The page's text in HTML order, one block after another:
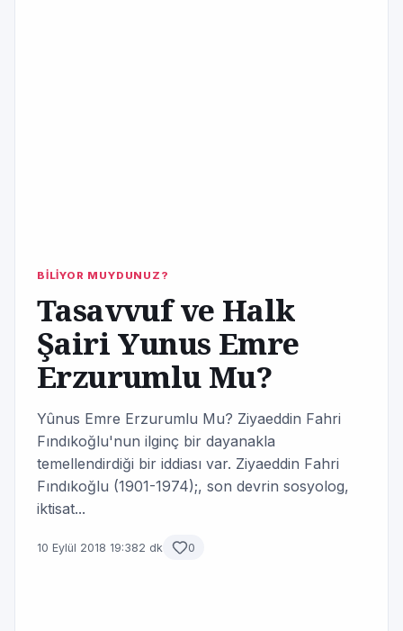
BİLİYOR MUYDUNUZ?
Tasavvuf ve Halk
Şairi Yunus Emre
Erzurumlu Mu?
Yûnus Emre Erzurumlu Mu? Ziyaeddin Fahri
Fındıkoğlu'nun ilginç bir dayanakla
temellendirdiği bir iddiası var. Ziyaeddin Fahri
Fındıkoğlu (1901-1974);, son devrin sosyolog,
iktisat...
10 Eylül 2018 19:382 dk 0